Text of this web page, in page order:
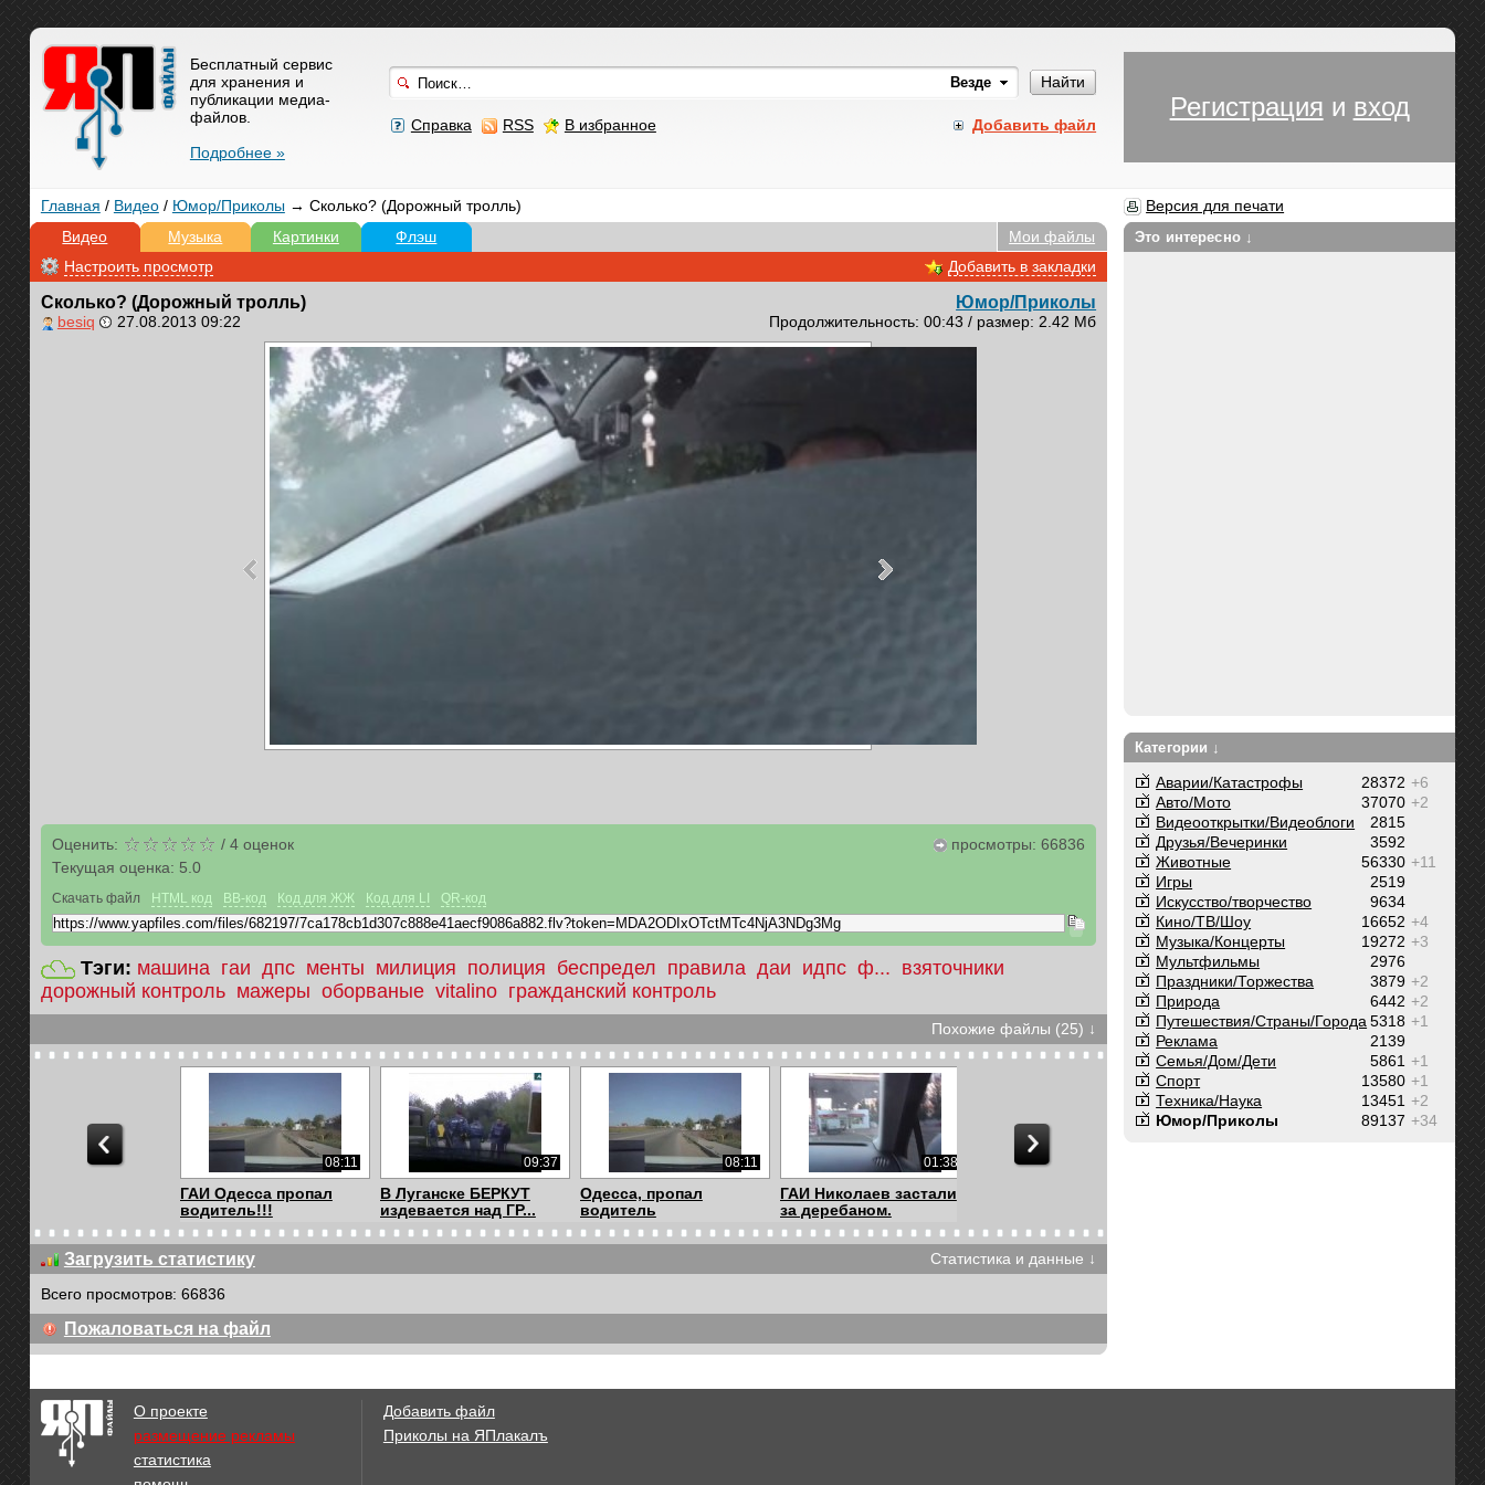
Найти
Добавить файл
Справка RSS В избранное
Бесплатный сервис
для хранения и
публикации медиа-
файлов.
Подробнее »
Регистрация и вход
Главная / Видео/ Юмор/Приколы→ Сколько? (Дорожный тролль)
Версия для печати
Видео
Музыка Картинки Флэш
Мои файлы
Настроить просмотр
Добавить в закладки
Сколько? (Дорожный тролль)
besiq 27.08.2013 09:22
Юмор/Приколы
Продолжительность: 00:43 / размер: 2.42 Мб
Оценить: / 4оценок
Текущая оценка: 5.0
просмотры: 66836
Скачать файл HTML код BB-код Код для ЖЖ Код для LI QR-код
Тэги: машина гаи дпс менты милиция полиция беспредел правила даи идпс ф... взяточники
дорожный контроль мажеры оборваные vitalino гражданский контроль
Похожие файлы (25) ↓
08:11
ГАИ Одесса пропал
водитель!!!
09:37
В Луганске БЕРКУТ
издевается над ГР...
08:11
Одесса, пропал
водитель
01:38
ГАИ Николаев застали
за деребаном.
04:23
Жесть ГАИшника
06:48
Быдло-ГАИ по пути в
02:47
ГАИ "Вас что с дома
05:59
Санька дает шанс ГАИ.
Загрузить статистику
Статистика и данные ↓
Всего просмотров: 66836
Пожаловаться на файл
Это интересно ↓
Категории ↓
+6
28372
Аварии/Катастрофы
+2
37070
Авто/Мото
2815
Видеооткрытки/Видеоблоги
3592
Друзья/Вечеринки
+11
56330
Животные
2519
Игры
9634
Искусство/творчество
+4
16652
Кино/ТВ/Шоу
+3
19272
Музыка/Концерты
2976
Мультфильмы
+2
3879
Праздники/Торжества
+2
6442
Природа
+1
5318
Путешествия/Cтраны/Города
2139
Реклама
+1
5861
Семья/Дом/Дети
+1
13580
Спорт
+2
13451
Техника/Наука
+34
89137
Юмор/Приколы
О проекте
размещение рекламы
статистика
Добавить файл
Приколы на ЯПлакалъ